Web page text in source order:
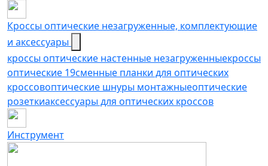
Кроссы оптические незагруженные, комплектующие
и аксессуары
кроссы оптические настенные незагруженныекроссы
оптические 19сменные планки для оптических
кроссовоптические шнуры монтажныеоптические
розеткиаксессуары для оптических кроссов
Инструмент